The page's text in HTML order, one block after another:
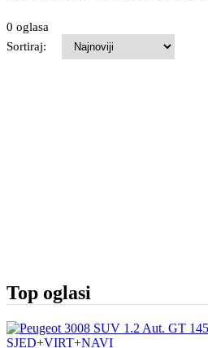
0 oglasa
Sortiraj:
Top oglasi